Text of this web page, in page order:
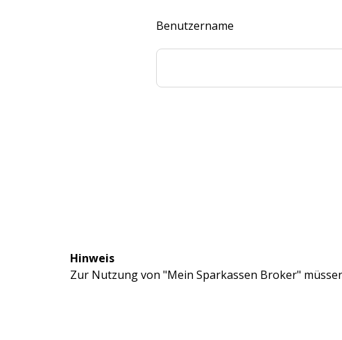
Benutzername
Hinweis
Zur Nutzung von "Mein Sparkassen Broker"